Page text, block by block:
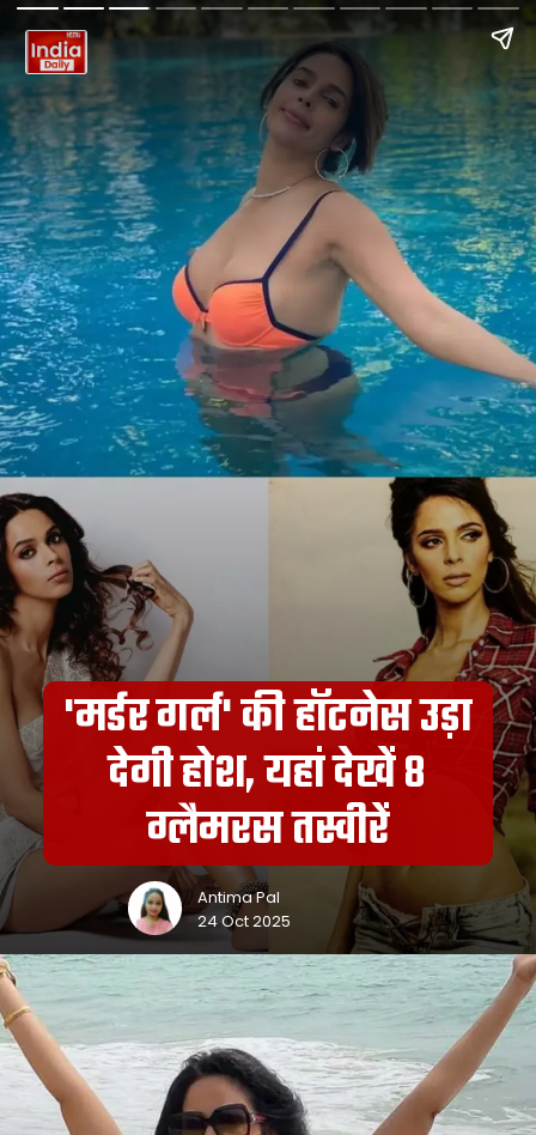
'मर्डर गर्ल' की हॉटनेस उड़ा
देगी होश, यहां देखें 8
ग्लैमरस तस्वीरें
Antima Pal
24 Oct 2025